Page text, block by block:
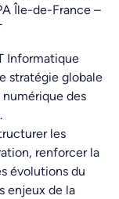
Île-de-France –
Informatique
stratégie globale
des
les
renforcer la
évolutions du
enjeux de la